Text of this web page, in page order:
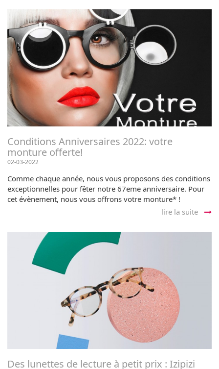
Conditions Anniversaires 2022: votre
monture offerte!
02-03-2022
Comme chaque année, nous vous proposons des conditions
exceptionnelles pour fêter notre 67eme anniversaire. Pour
cet évènement, nous vous offrons votre monture* !
lire la suite
Des lunettes de lecture à petit prix : Izipizi